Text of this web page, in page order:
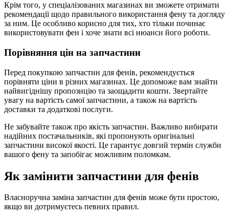
Крім того, у спеціалізованих магазинах ви зможете отримати
рекомендації щодо правильного використання фену та догляду
за ним. Це особливо корисно для тих, хто тільки починає
використовувати фен і хоче знати всі нюанси його роботи.
Порівняння цін на запчастини
Перед покупкою запчастин для фенів, рекомендується
порівняти ціни в різних магазинах. Це допоможе вам знайти
найвигіднішу пропозицію та заощадити кошти. Звертайте
увагу на вартість самої запчастини, а також на вартість
доставки та додаткові послуги.
Не забувайте також про якість запчастин. Важливо вибирати
надійних постачальників, які пропонують оригінальні
запчастини високої якості. Це гарантує довгий термін служби
вашого фену та запобігає можливим поломкам.
Як замінити запчастини для фенів
Власноручна заміна запчастин для фенів може бути простою,
якщо ви дотримуєтесь певних правил.